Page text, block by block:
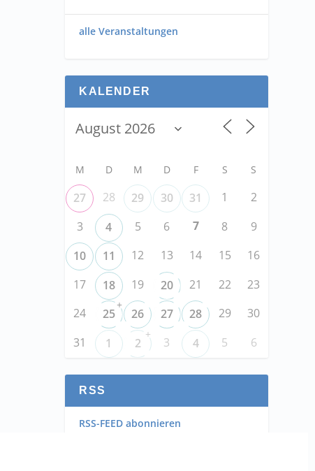
alle Veranstaltungen
KALENDER
M D M D F S S
27 28 29 30 31 1
2
3
4 5 6 7 8
9
10
11 12 13 14 15
16
17
18 19 20 21 22
23
24
25
+
26 27 28 29
30
31
1 2
+
3 4 5 6
RSS
RSS-FEED abonnieren